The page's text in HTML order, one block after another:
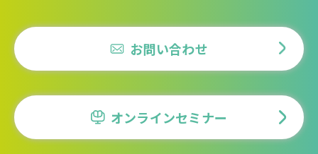
お問い合わせ
オンラインセミナー